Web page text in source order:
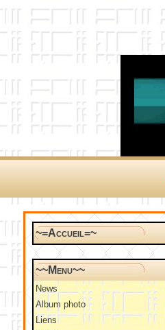
~=Accueil=~
~~Menu~~
News
Album photo
Liens